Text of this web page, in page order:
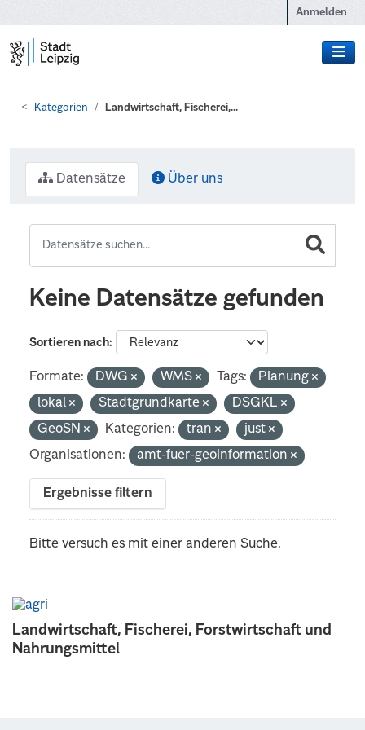
Anmelden
Kategorien Landwirtschaft, Fischerei,...
Landwirtschaft, Fischerei, Forstwirtschaft und
Nahrungsmittel
Datensätze Über uns
Keine Datensätze gefunden
Sortieren nach
Formate: DWG WMS Tags:
Planung
lokal
Stadtgrundkarte
DSGKL
GeoSN
Kategorien: tran
just
Organisationen:
amt-fuer-geoinformation
Ergebnisse filtern
Bitte versuch es mit einer anderen Suche.